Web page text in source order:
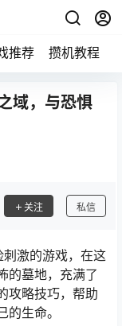
推荐 攒机教程
域，与恐惧
关注 私信
刺激的游戏，在这
的墓地，充满了
攻略技巧，帮助
生命。